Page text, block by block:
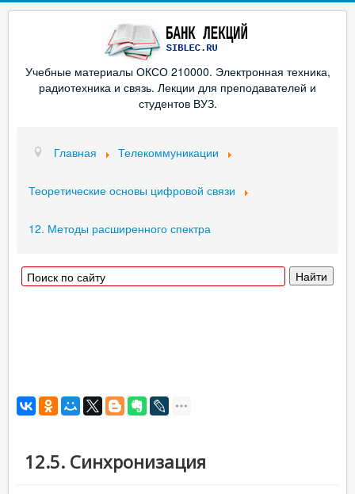
Учебные материалы ОКСО 210000. Электронная техника,
радиотехника и связь. Лекции для преподавателей и
студентов ВУЗ.
Главная Телекоммуникации
Теоретические основы цифровой связи
12. Методы расширенного спектра
12.5. Синхронизация